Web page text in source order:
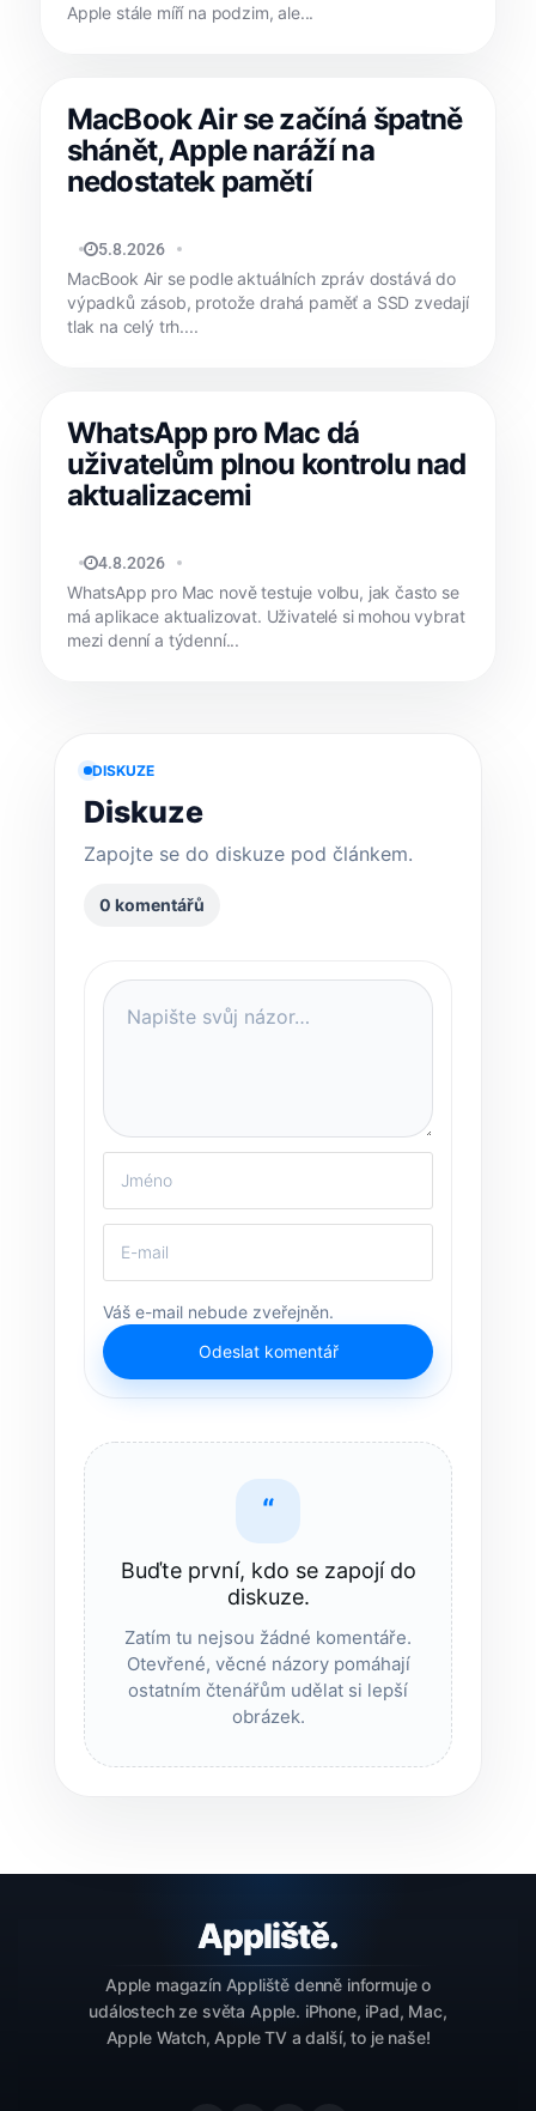
Apple stále míří na podzim, ale...
MacBook Air se začíná špatně
shánět, Apple naráží na
nedostatek pamětí
JAN HOLEŠ
5.8.2026
MacBook Air se podle aktuálních zpráv dostává do
výpadků zásob, protože drahá paměť a SSD zvedají
tlak na celý trh....
WhatsApp pro Mac dá
uživatelům plnou kontrolu nad
aktualizacemi
JAN HOLEŠ
4.8.2026
WhatsApp pro Mac nově testuje volbu, jak často se
má aplikace aktualizovat. Uživatelé si mohou vybrat
mezi denní a týdenní...
DISKUZE
Diskuze
Zapojte se do diskuze pod článkem.
0 komentářů
Váš e-mail nebude zveřejněn.
Odeslat komentář
“
Buďte první, kdo se zapojí do
diskuze.
Zatím tu nejsou žádné komentáře.
Otevřené, věcné názory pomáhají
ostatním čtenářům udělat si lepší
obrázek.
Apple magazín Appliště denně informuje o
událostech ze světa Apple. iPhone, iPad, Mac,
Apple Watch, Apple TV a další, to je naše!